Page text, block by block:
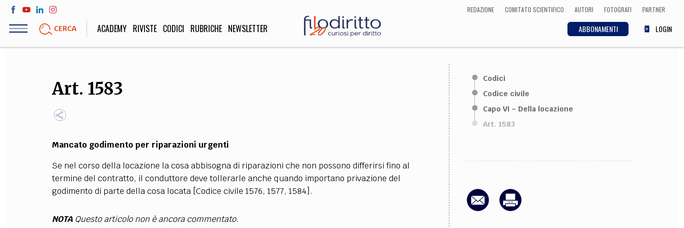
Salta
contenuto
REDAZIONE COMITATO SCIENTIFICO AUTORI FOTOGRAFI PARTNER
CERCA ABBONAMENTI LOGIN
ACADEMY RIVISTE CODICI RUBRICHE NEWSLETTER
LIFE STYLE
Sport, Cucina, Viaggi,
Moda
ECONOMIA
STORIA E FILOSOFIA
Scienze storiche,
umanistiche, Religione
INNOVAZIONE
Scienze informatiche,
Architettura, Ingegneria
CULTURA
Arte, Cinema, Musica,
Letteratura
Art. 1583
Mancato godimento per riparazioni urgenti
Se nel corso della locazione la cosa abbisogna di riparazioni che non possono differirsi fino al
termine del contratto, il conduttore deve tollerarle anche quando importano privazione del
godimento di parte della cosa locata [Codice civile 1576, 1577, 1584].
NOTAQuesto articolo non è ancora commentato.
Codici
Codice civile
Capo VI – Della locazione
Art. 1583